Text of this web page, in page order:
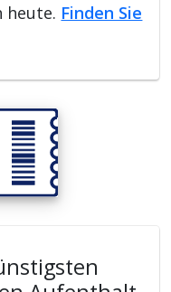
heute. Finden Sie